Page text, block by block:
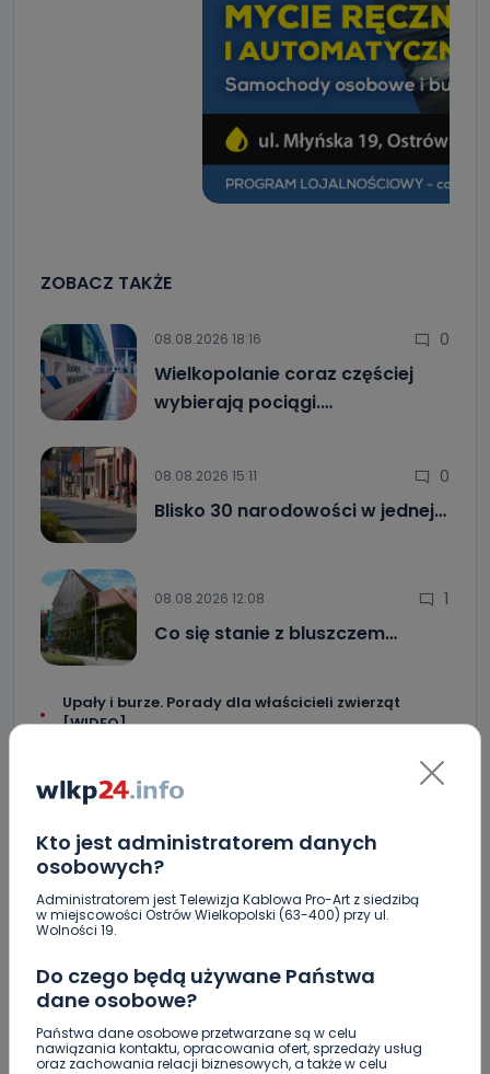
Kto jest administratorem danych
osobowych?
Administratorem jest Telewizja Kablowa Pro-Art z siedzibą
w miejscowości Ostrów Wielkopolski (63-400) przy ul.
Wolności 19.
Do czego będą używane Państwa
dane osobowe?
Państwa dane osobowe przetwarzane są w celu
nawiązania kontaktu, opracowania ofert, sprzedaży usług
oraz zachowania relacji biznesowych, a także w celu
ZOBACZ TAKŻE
08.08.2026 18:16 0
Wielkopolanie coraz częściej
wybierają pociągi.…
08.08.2026 15:11 0
Blisko 30 narodowości w jednej…
08.08.2026 12:08 1
Co się stanie z bluszczem…
Upały i burze. Porady dla właścicieli zwierząt
[WIDEO]
Raulin, Witkowska, Marciniak, Kowalska. "Odyseja
Antonińska" dzień drugi [FOTO]
niego wyjść [FOTO]
Nastolatek w szpitalu po zderzeniu osobówki z
motocyklem
fałszywego e-Urzędu Skarbowego
Jak wybrać prostownicę do włosów puszących się i
elektryzujących?